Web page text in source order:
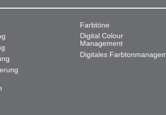
Farbtöne
Digital Colour
Management
Digitales